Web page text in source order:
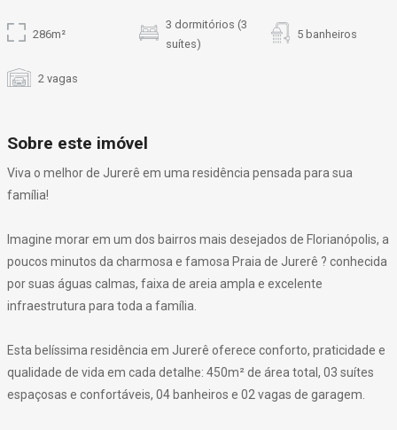
286m²
3 dormitórios (3
suítes)
5 banheiros
2 vagas
Sobre este imóvel
Viva o melhor de Jurerê em uma residência pensada para sua
família!
Imagine morar em um dos bairros mais desejados de Florianópolis, a
poucos minutos da charmosa e famosa Praia de Jurerê ? conhecida
por suas águas calmas, faixa de areia ampla e excelente
infraestrutura para toda a família.
Esta belíssima residência em Jurerê oferece conforto, praticidade e
qualidade de vida em cada detalhe: 450m² de área total, 03 suítes
espaçosas e confortáveis, 04 banheiros e 02 vagas de garagem.